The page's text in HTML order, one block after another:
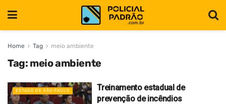
Home Tag meio ambiente
Tag: meio ambiente
ESTADO DE SÃO PAULO
Treinamento estadual de
prevenção de incêndios